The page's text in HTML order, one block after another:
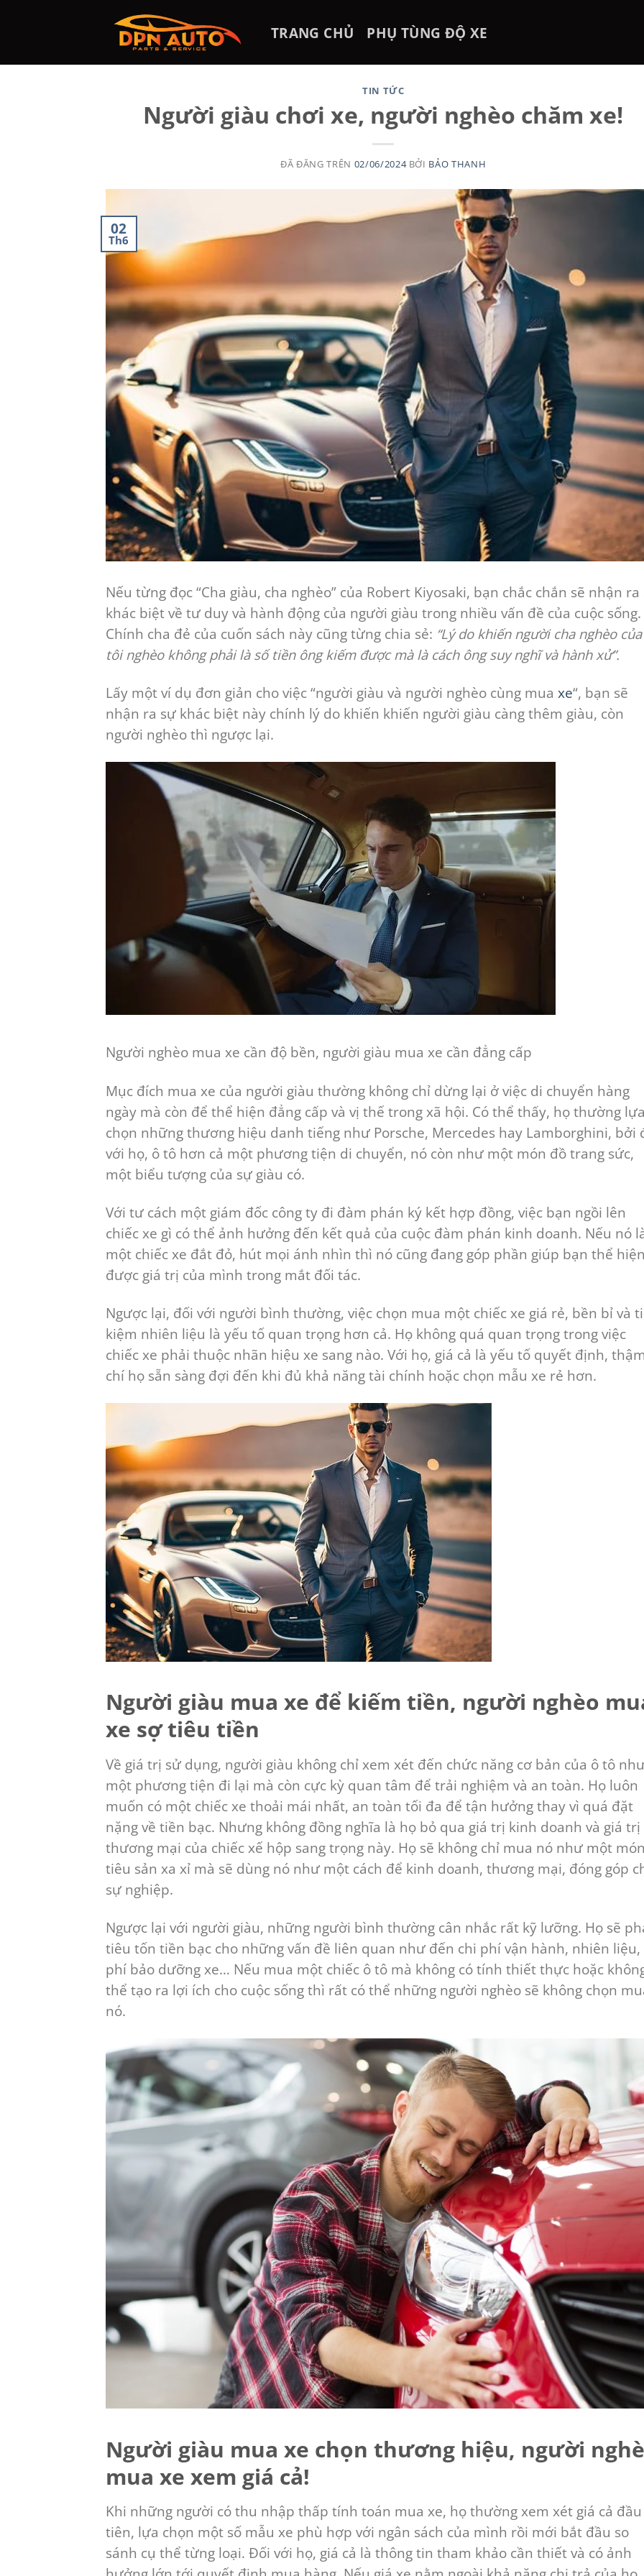
TRANG CHỦ PHỤ TÙNG ĐỘ XE
TIN TỨC
Người giàu chơi xe, người nghèo chăm xe!
ĐÃ ĐĂNG TRÊN 02/06/2024 BỞI BẢO THANH
02
Th6
Nếu từng đọc “Cha giàu, cha nghèo” của Robert Kiyosaki, bạn chắc chắn sẽ nhận ra
khác biệt về tư duy và hành động của người giàu trong nhiều vấn đề của cuộc sống.
Chính cha đẻ của cuốn sách này cũng từng chia sẻ: “Lý do khiến người cha nghèo của
tôi nghèo không phải là số tiền ông kiếm được mà là cách ông suy nghĩ và hành xử”.
Lấy một ví dụ đơn giản cho việc “người giàu và người nghèo cùng mua xe“, bạn sẽ
nhận ra sự khác biệt này chính lý do khiến khiến người giàu càng thêm giàu, còn
người nghèo thì ngược lại.
Người nghèo mua xe cần độ bền, người giàu mua xe cần đẳng cấp
Mục đích mua xe của người giàu thường không chỉ dừng lại ở việc di chuyển hàng
ngày mà còn để thể hiện đẳng cấp và vị thế trong xã hội. Có thể thấy, họ thường
chọn những thương hiệu danh tiếng như Porsche, Mercedes hay Lamborghini, bởi
với họ, ô tô hơn cả một phương tiện di chuyển, nó còn như một món đồ trang sức,
một biểu tượng của sự giàu có.
Với tư cách một giám đốc công ty đi đàm phán ký kết hợp đồng, việc bạn ngồi lên
chiếc xe gì có thể ảnh hưởng đến kết quả của cuộc đàm phán kinh doanh. Nếu nó
một chiếc xe đắt đỏ, hút mọi ánh nhìn thì nó cũng đang góp phần giúp bạn thể
được giá trị của mình trong mắt đối tác.
Ngược lại, đối với người bình thường, việc chọn mua một chiếc xe giá rẻ, bền bỉ và
kiệm nhiên liệu là yếu tố quan trọng hơn cả. Họ không quá quan trọng trong việc
chiếc xe phải thuộc nhãn hiệu xe sang nào. Với họ, giá cả là yếu tố quyết định,
chí họ sẵn sàng đợi đến khi đủ khả năng tài chính hoặc chọn mẫu xe rẻ hơn.
Người giàu mua xe để kiếm tiền, người nghèo
xe sợ tiêu tiền
Về giá trị sử dụng, người giàu không chỉ xem xét đến chức năng cơ bản của ô tô
một phương tiện đi lại mà còn cực kỳ quan tâm để trải nghiệm và an toàn. Họ luôn
muốn có một chiếc xe thoải mái nhất, an toàn tối đa để tận hưởng thay vì quá đặt
nặng về tiền bạc. Nhưng không đồng nghĩa là họ bỏ qua giá trị kinh doanh và giá trị
thương mại của chiếc xế hộp sang trọng này. Họ sẽ không chỉ mua nó như một
tiêu sản xa xỉ mà sẽ dùng nó như một cách để kinh doanh, thương mại, đóng góp
sự nghiệp.
Ngược lại với người giàu, những người bình thường cân nhắc rất kỹ lưỡng. Họ sẽ
tiêu tốn tiền bạc cho những vấn đề liên quan như đến chi phí vận hành, nhiên liệu,
phí bảo dưỡng xe… Nếu mua một chiếc ô tô mà không có tính thiết thực hoặc
thể tạo ra lợi ích cho cuộc sống thì rất có thể những người nghèo sẽ không chọn
nó.
Người giàu mua xe chọn thương hiệu, người
mua xe xem giá cả!
Khi những người có thu nhập thấp tính toán mua xe, họ thường xem xét giá cả đầu
tiên, lựa chọn một số mẫu xe phù hợp với ngân sách của mình rồi mới bắt đầu so
sánh cụ thể từng loại. Đối với họ, giá cả là thông tin tham khảo cần thiết và có ảnh